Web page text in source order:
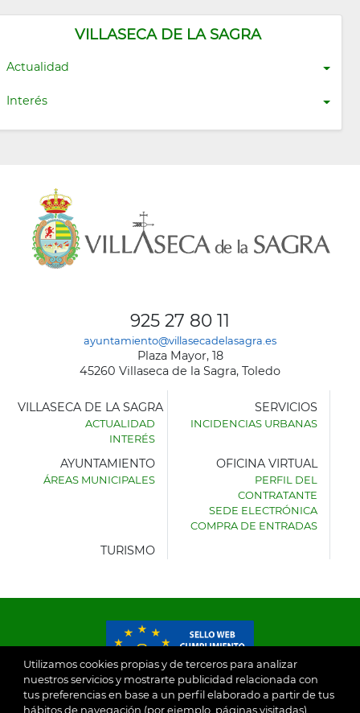
VILLASECA DE LA SAGRA
Actualidad
Interés
Utilizamos cookies propias y de terceros para analizar
nuestros servicios y mostrarte publicidad relacionada con
tus preferencias en base a un perfil elaborado a partir de tus
hábitos de navegación (por ejemplo, páginas visitadas).
925 27 80 11
ayuntamiento@villasecadelasagra.es
Plaza Mayor, 18
45260 Villaseca de la Sagra, Toledo
AYUNTAMIENTO
VILLASECA DE LA SAGRA
ACTUALIDAD
INTERÉS
SERVICIOS
INCIDENCIAS URBANAS
AYUNTAMIENTO
ÁREAS MUNICIPALES
OFICINA VIRTUAL
PERFIL DEL
CONTRATANTE
SEDE ELECTRÓNICA
COMPRA DE ENTRADAS
TURISMO
© 2026